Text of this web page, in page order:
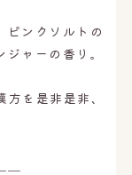
ピンクソルトの
ャーの香り。
を是非是非、